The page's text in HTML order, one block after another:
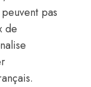
pas
de